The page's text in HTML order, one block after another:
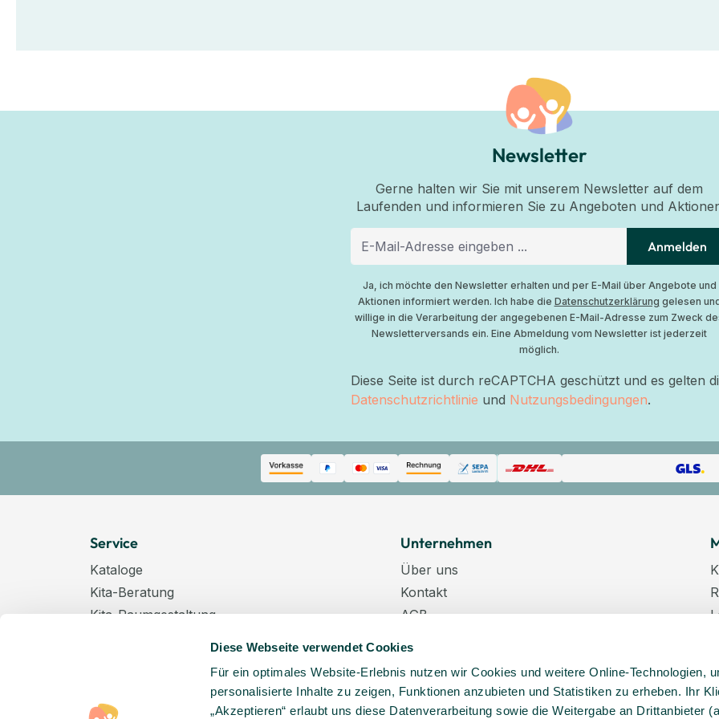
Diese Webseite verwendet Cookies
Für ein optimales Website-Erlebnis nutzen wir Cookies und weitere Online-Technologien,
personalisierte Inhalte zu zeigen, Funktionen anzubieten und Statistiken zu erheben. Ihr
„Akzeptieren“ erlaubt uns diese Datenverarbeitung sowie die Weitergabe an Drittanbieter
Newsletter
Gerne halten wir Sie mit unserem Newsletter auf dem
Laufenden und informieren Sie zu Angeboten und
Anmelden
Ja, ich möchte den Newsletter erhalten und per E-Mail über Angebote und
Aktionen informiert werden. Ich habe die Datenschutzerklärung gelesen
willige in die Verarbeitung der angegebenen E-Mail-Adresse zum Zweck
Newsletterversands ein. Eine Abmeldung vom Newsletter ist jederzeit
möglich.
Diese Seite ist durch reCAPTCHA geschützt und es gelten
Datenschutzrichtlinie und Nutzungsbedingungen.
Service
Kataloge
Kita-Beratung
Kita-Raumgestaltung
Windelpauschale
Unternehmen
Über uns
Kontakt
AGB
Karriere